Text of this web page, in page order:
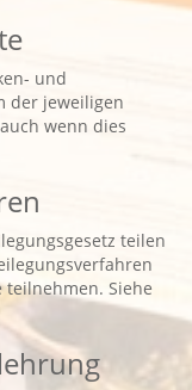
und
der jeweiligen
wenn dies
teilen
Siehe